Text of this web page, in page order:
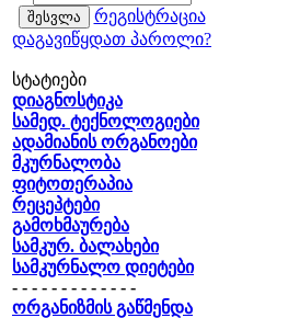
რეგისტრაცია
დაგავიწყდათ პაროლი?
სტატიები
დიაგნოსტიკა
სამედ. ტექნოლოგიები
ადამიანის ორგანოები
მკურნალობა
ფიტოთერაპია
რეცეპტები
გამოხმაურება
სამკურ. ბალახები
სამკურნალო დიეტები
- - - - - - - - - - - - -
ორგანიზმის გაწმენდა